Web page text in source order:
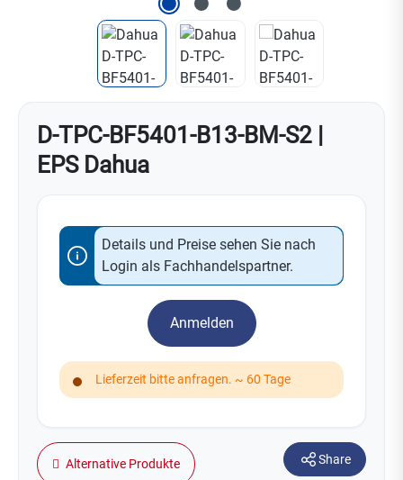
D-TPC-BF5401-B13-BM-S2 |
EPS Dahua
Details und Preise sehen Sie nach
Login als Fachhandelspartner.
Anmelden
Lieferzeit bitte anfragen. ~ 60 Tage
Alternative Produkte Share